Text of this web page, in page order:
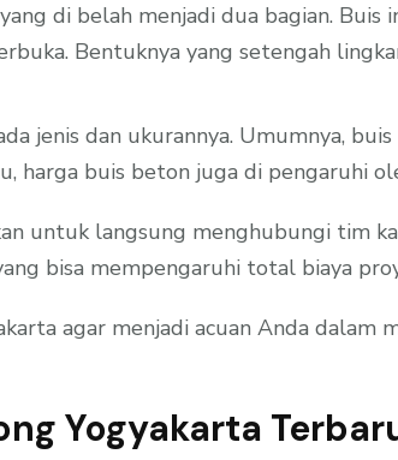
di belah menjadi dua bagian. Buis
Bentuknya yang setengah
jenis dan ukurannya. Umumnya,
harga buis beton juga di pengaruhi
untuk langsung menghubungi tim
bisa mempengaruhi total biaya
agar menjadi acuan Anda
Yogyakarta